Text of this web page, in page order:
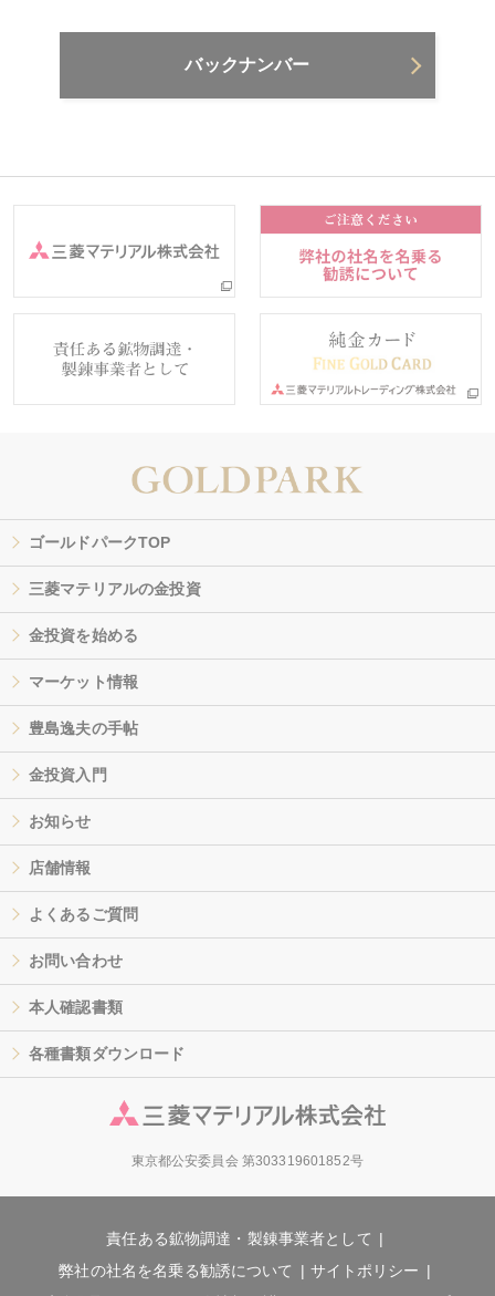
バックナンバー
ゴールドパークTOP
三菱マテリアルの金投資
金投資を始める
マーケット情報
豊島逸夫の手帖
金投資入門
お知らせ
店舗情報
よくあるご質問
お問い合わせ
本人確認書類
各種書類ダウンロード
東京都公安委員会 第303319601852号
責任ある鉱物調達・製錬事業者として
弊社の社名を名乗る勧誘について
サイトポリシー